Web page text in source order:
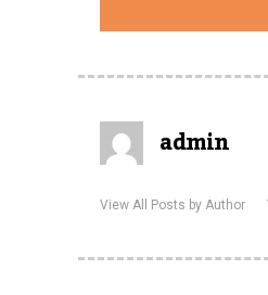
admin
View All Posts by Author